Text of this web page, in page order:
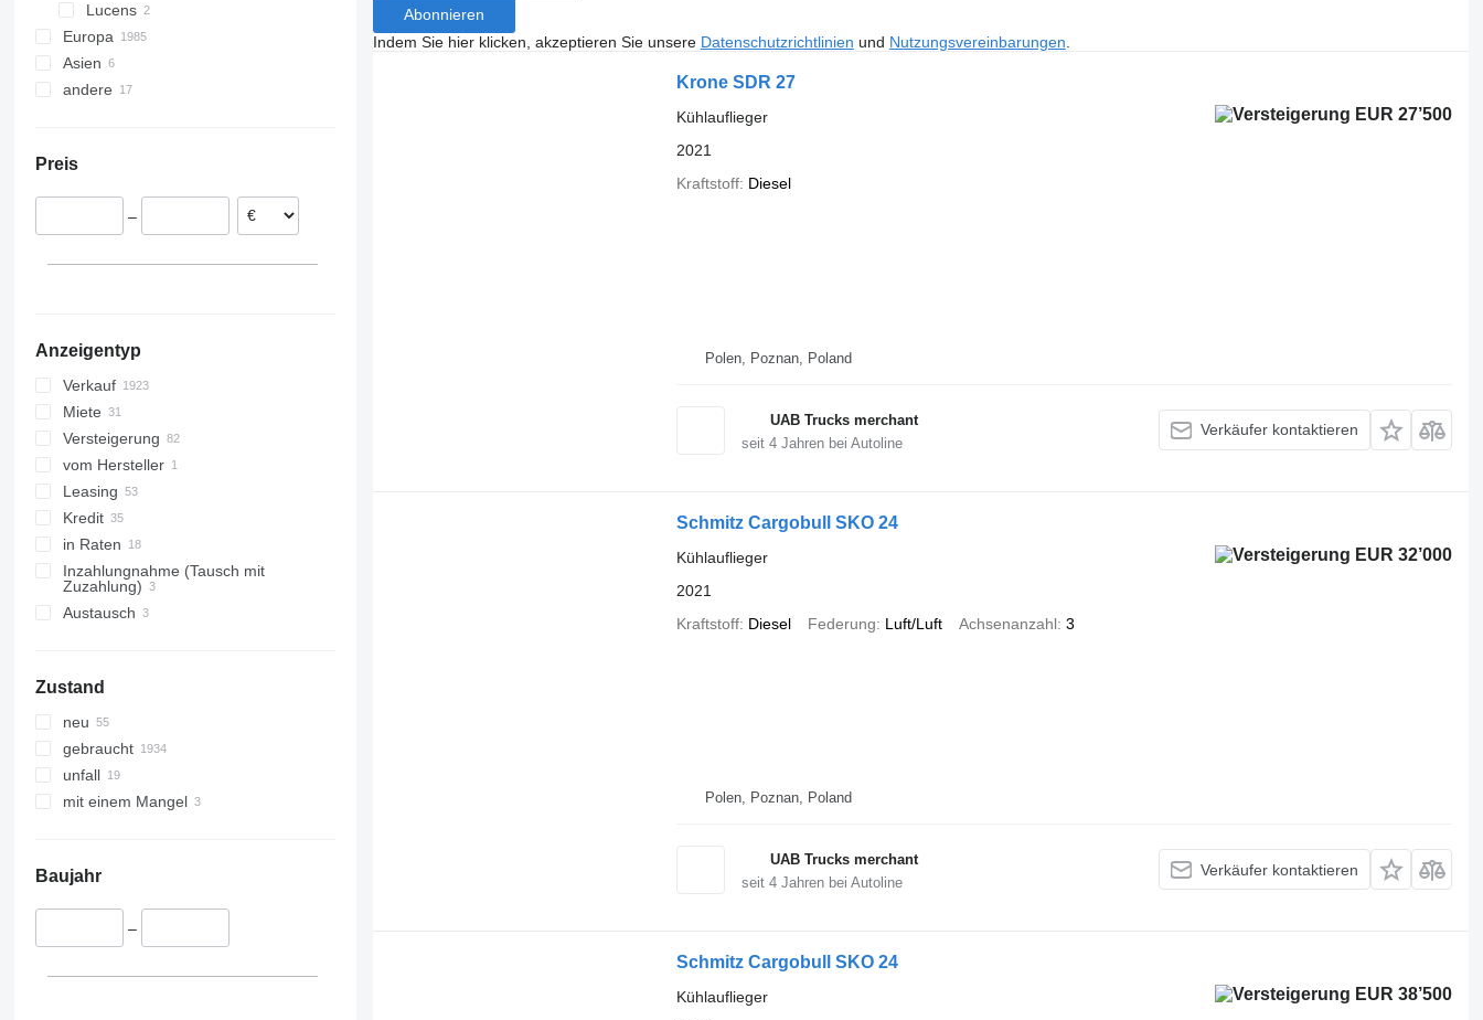
Lucens
Europa
Deutschland
Dänemark
Vereinigtes Königreich
Asien
China
andere
Preis
–
Anzeigentyp
Verkauf
Miete
Versteigerung
vom Hersteller
Leasing
Kredit
in Raten
Inzahlungnahme (Tausch mit
Zuzahlung)
Austausch
Zustand
neu
gebraucht
unfall
mit einem Mangel
Baujahr
–
Abonnieren
Indem Sie hier klicken, akzeptieren Sie unsere Datenschutzrichtlinien und Nutzungsvereinbarungen
Krone SDR 27
EUR 27’500
Kühlauflieger
2021
Kraftstoff Diesel
Polen, Poznan, Poland
UAB Trucks merchant
seit 4Jahren bei Autoline
Verkäufer kontaktieren
Schmitz Cargobull SKO 24
EUR 32’000
Kühlauflieger
2021
Kraftstoff Diesel Federung Luft/Luft Achsenanzahl 3
Polen, Poznan, Poland
UAB Trucks merchant
seit 4Jahren bei Autoline
Verkäufer kontaktieren
Schmitz Cargobull SKO 24
EUR 38’500
Kühlauflieger